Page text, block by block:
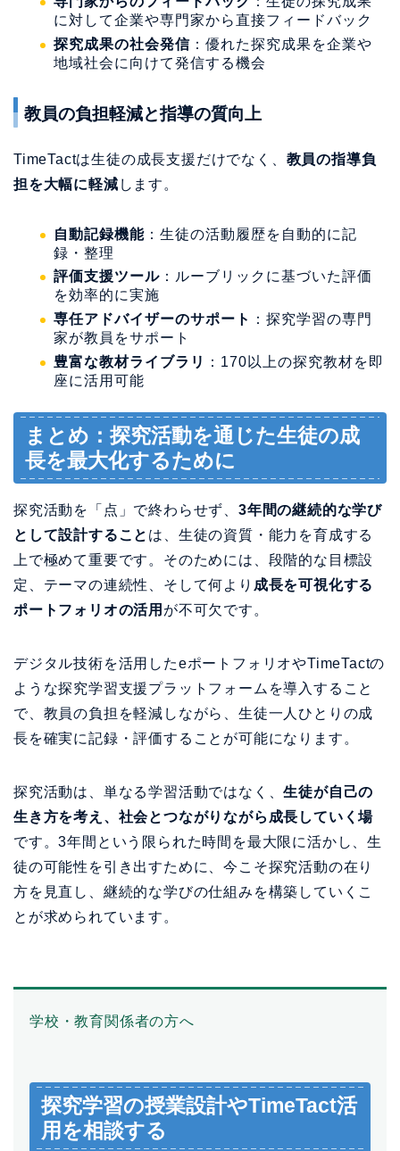
に対して企業や専門家から直接フィードバック
探究成果の社会発信 ：優れた探究成果を企業や
地域社会に向けて発信する機会
教員の負担軽減と指導の質向上
TimeTactは生徒の成長支援だけでなく、 教員の指導負
担を大幅に軽減 します。
自動記録機能 ：生徒の活動履歴を自動的に記
録・整理
評価支援ツール ：ルーブリックに基づいた評価
を効率的に実施
専任アドバイザーのサポート
：探究学習の専門
家が教員をサポート
豊富な教材ライブラリ
：170以上の探究教材を即
座に活用可能
まとめ：探究活動を通じた生徒の成
長を最大化するために
探究活動を「点」で終わらせず、 3年間の継続的な学び
として設計すること は、生徒の資質・能力を育成する
上で極めて重要です。そのためには、段階的な目標設
定、テーマの連続性、そして何より 成長を可視化する
ポートフォリオの活用 が不可欠です。
デジタル技術を活用したeポートフォリオやTimeTactの
ような探究学習支援プラットフォームを導入すること
で、教員の負担を軽減しながら、生徒一人ひとりの成
長を確実に記録・評価することが可能になります。
探究活動は、単なる学習活動ではなく、生徒が自己の
生き方を考え、社会とつながりながら成長していく場
です。3年間という限られた時間を最大限に活かし、生
徒の可能性を引き出すために、今こそ探究活動の在り
方を見直し、継続的な学びの仕組みを構築していくこ
とが求められています。
学校・教育関係者の方へ
探究学習の授業設計やTimeTact活
用を相談する